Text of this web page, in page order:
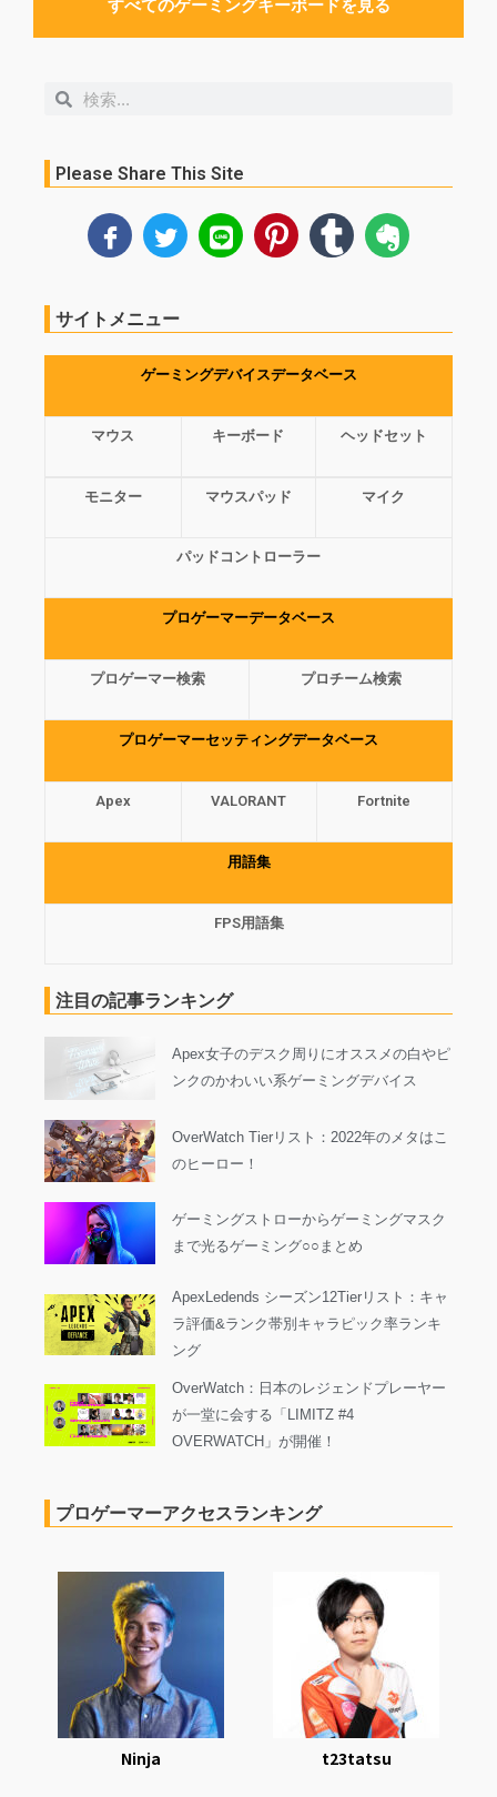
すべてのゲーミングキーボードを見る
検
検
Please Share This Site
サイトメニュー
ゲーミングデバイスデータベース
マウス キーボード ヘッドセット
モニター マウスパッド マイク
パッドコントローラー
プロゲーマーデータベース
プロゲーマー検索 プロチーム検索
プロゲーマーセッティングデータベース
Apex VALORANT Fortnite
用語集
FPS用語集
注目の記事ランキング
Apex女子のデスク周りにオススメの白やピ
ンクのかわいい系ゲーミングデバイス
OverWatch Tierリスト：2022年のメタはこ
のヒーロー！
ゲーミングストローからゲーミングマスク
まで光るゲーミング○○まとめ
ApexLedends シーズン12Tierリスト：キャ
ラ評価&ランク帯別キャラピック率ランキ
ング
OverWatch：日本のレジェンドプレーヤー
が一堂に会する「LIMITZ #4
OVERWATCH」が開催！
プロゲーマーアクセスランキング
Ninja t23tatsu